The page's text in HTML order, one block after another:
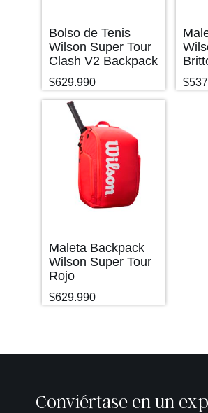
Bolso de Tenis
Wilson Super Tour
Clash V2 Backpack
$629.990 $
Maleta Backpack
Wilson Super Tour
Rojo
$629.990
Conviértase en un